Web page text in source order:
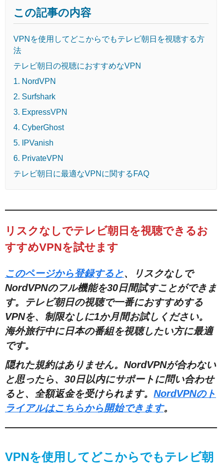
この記事の内容
VPNを使用してどこからでもテレビ朝日を視聴する方
法
テレビ朝日の視聴におすすめなVPN
1. NordVPN
2. Surfshark
3. ExpressVPN
4. CyberGhost
5. IPVanish
6. PrivateVPN
テレビ朝日に最適なVPNに関するFAQ
リスクなしでテレビ朝日を視聴できるお
すすめVPNを試せます
このページから登録すると、リスクなしで
NordVPNのフル機能を30日間試すことができま
す。テレビ朝日の視聴で一番におすすめする
VPNを、制限なしに1か月間お試しください。
海外旅行中に日本の番組を視聴したい方に最適
です。
隠れた規約はありません。NordVPNが合わない
と思ったら、30日以内にサポートに問い合わせ
ると、全額返金を受けられます。 NordVPNのト
ライアルはこちらから開始できます。
VPNを使用してどこからでもテレビ朝